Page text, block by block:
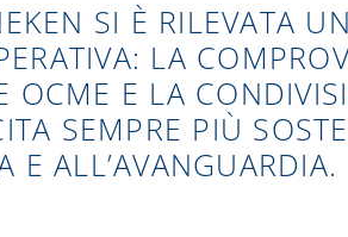
SI È RILEVATA
LA
OCME E LA
SEMPRE PIÙ
E ALL’AVANGUARDIA.